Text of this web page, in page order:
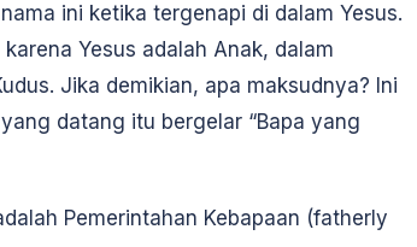
ini ketika tergenapi di dalam Yesus.
Yesus adalah Anak, dalam
Jika demikian, apa maksudnya? Ini
datang itu bergelar “Bapa yang
Pemerintahan Kebapaan (fatherly